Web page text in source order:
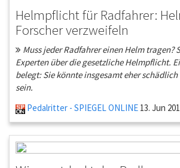
Helmpflicht für Radfahrer:
Forscher verzweifeln
Muss jeder Radfahrer einen Helm tragen?
Experten über die gesetzliche Helmpflicht.
belegt: Sie könnte insgesamt eher
sein.
Pedalritter - SPIEGEL ONLINE 13. Jun